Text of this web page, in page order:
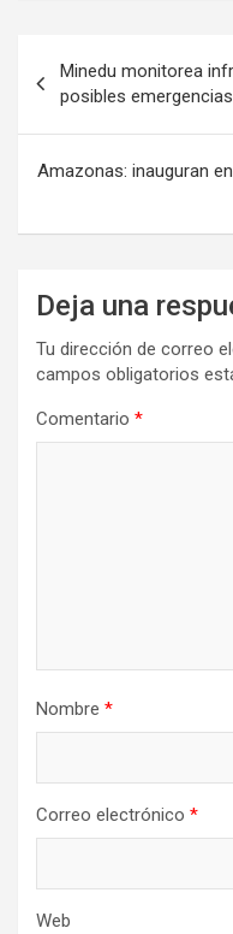
de
entradas
Minedu monitorea
posibles
Amazonas: inauguran
Deja una
Tu dirección de correo
campos obligatorios
Comentario *
Nombre *
Correo electrónico *
Web